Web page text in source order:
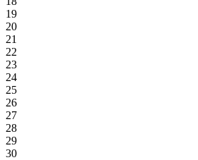
19
20
21
22
23
24
25
26
27
28
29
30